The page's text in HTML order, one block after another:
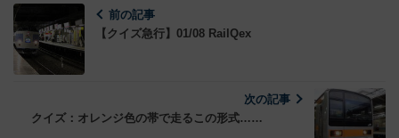
前の記事
【クイズ急行】01/08 RailQex
次の記事
クイズ：オレンジ色の帯で走るこの形式……